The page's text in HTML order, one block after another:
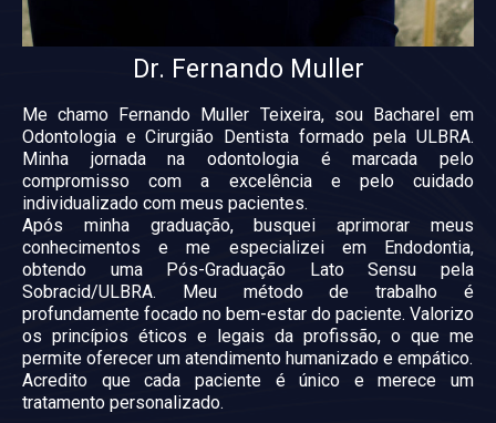
Dr. Fernando Muller
Me chamo Fernando Muller Teixeira, sou Bacharel em
Odontologia e Cirurgião Dentista formado pela ULBRA.
Minha jornada na odontologia é marcada pelo
compromisso com a excelência e pelo cuidado
individualizado com meus pacientes.
Após minha graduação, busquei aprimorar meus
conhecimentos e me especializei em Endodontia,
obtendo uma Pós-Graduação Lato Sensu pela
Sobracid/ULBRA. Meu método de trabalho é
profundamente focado no bem-estar do paciente. Valorizo
os princípios éticos e legais da profissão, o que me
permite oferecer um atendimento humanizado e empático.
Acredito que cada paciente é único e merece um
tratamento personalizado.